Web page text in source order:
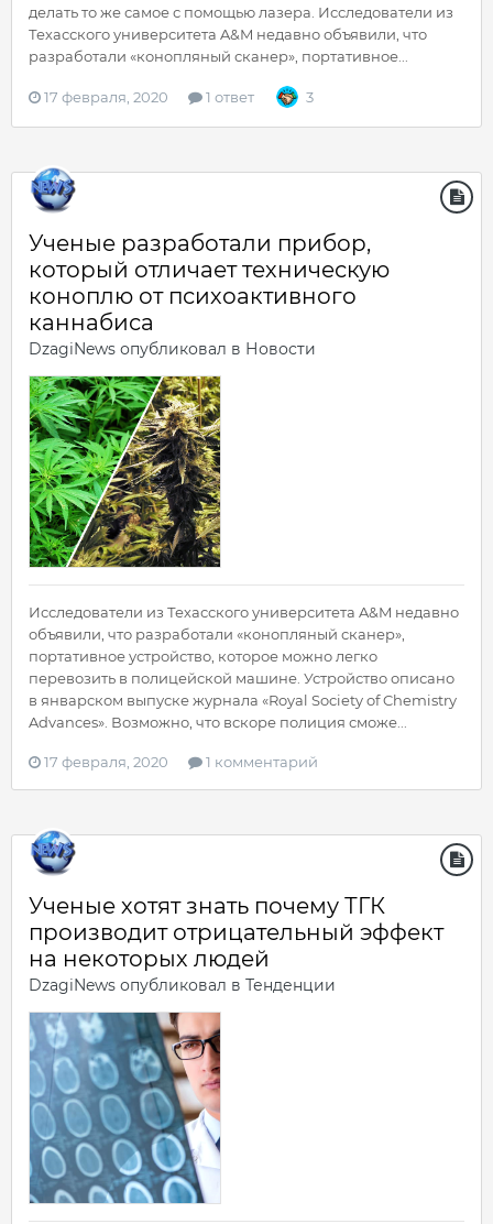
делать то же самое с помощью лазера. Исследователи из
Техасского университета A&M недавно объявили, что
разработали «конопляный сканер», портативное...
17 февраля, 2020 1 ответ 3
Ученые разработали прибор,
который отличает техническую
коноплю от психоактивного
каннабиса
DzagiNews опубликовал в Новости
Исследователи из Техасского университета A&M недавно
объявили, что разработали «конопляный сканер»,
портативное устройство, которое можно легко
перевозить в полицейской машине. Устройство описано
в январском выпуске журнала «Royal Society of Chemistry
Advances». Возможно, что вскоре полиция сможе...
17 февраля, 2020 1 комментарий
Ученые хотят знать почему ТГК
производит отрицательный эффект
на некоторых людей
DzagiNews опубликовал в Тенденции